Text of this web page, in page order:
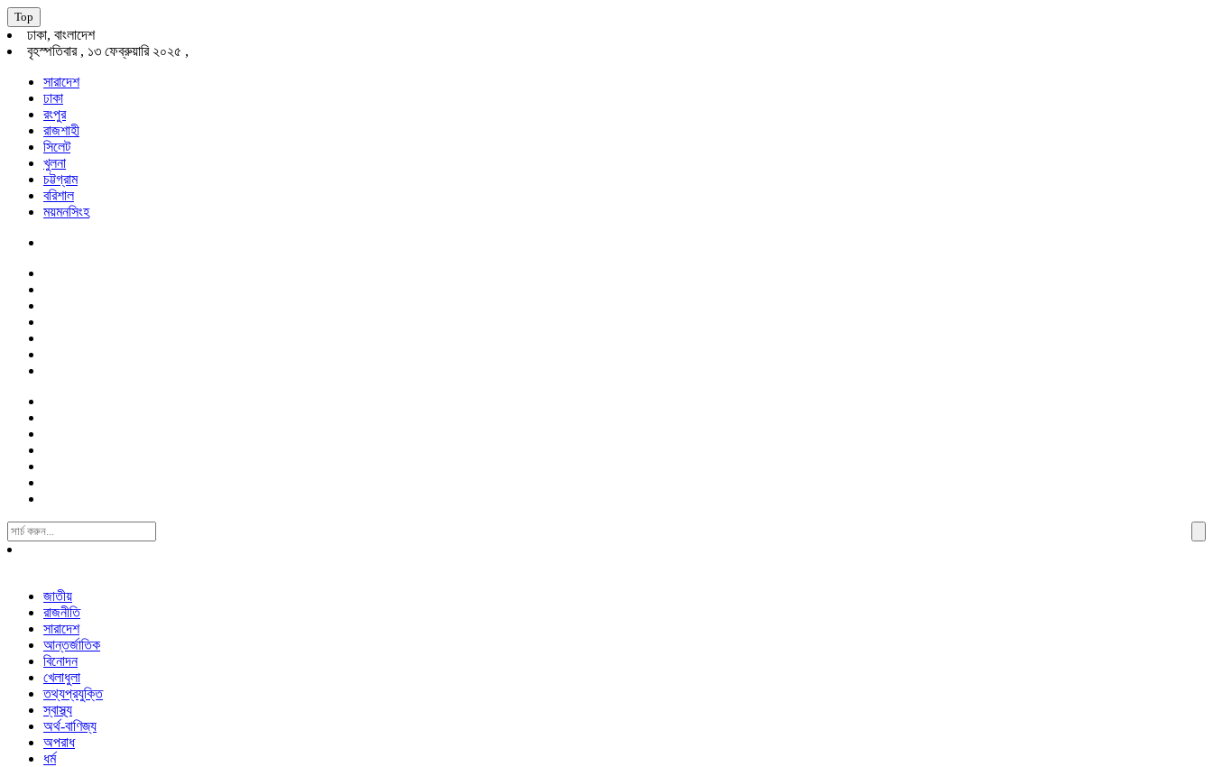
Top
ঢাকা, বাংলাদেশ
বৃহস্পতিবার , ১৩ ফেব্রুয়ারি ২০২৫ ,
সারাদেশ
ঢাকা
রংপুর
রাজশাহী
সিলেট
খুলনা
চট্টগ্রাম
বরিশাল
ময়মনসিংহ
Search
For:
জাতীয়
রাজনীতি
সারাদেশ
আন্তর্জাতিক
বিনোদন
খেলাধুলা
তথ্যপ্রযুক্তি
স্বাস্থ্য
অর্থ-বাণিজ্য
অপরাধ
ধর্ম